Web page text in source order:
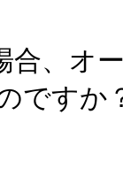
合、オ
ですか